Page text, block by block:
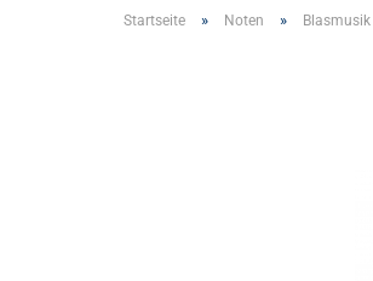
Startseite » Noten » Blasmusik